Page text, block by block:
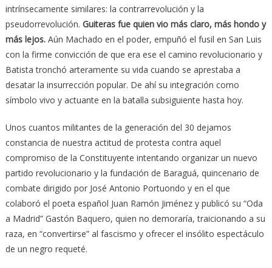
intrínsecamente similares: la contrarrevolución y la
pseudorrevolución. Guiteras fue quien vio más claro, más hondo y
más lejos.Aún Machado en el poder, empuñó el fusil en San Luis
con la firme convicción de que era ese el camino revolucionario y
Batista tronchó arteramente su vida cuando se aprestaba a
desatar la insurrección popular. De ahí su integración como
símbolo vivo y actuante en la batalla subsiguiente hasta hoy.
Unos cuantos militantes de la generación del 30 dejamos
constancia de nuestra actitud de protesta contra aquel
compromiso de la Constituyente intentando organizar un nuevo
partido revolucionario y la fundación de Baraguá, quincenario de
combate dirigido por José Antonio Portuondo y en el que
colaboró el poeta español Juan Ramón Jiménez y publicó su “Oda
a Madrid” Gastón Baquero, quien no demoraría, traicionando a su
raza, en “convertirse” al fascismo y ofrecer el insólito espectáculo
de un negro requeté.